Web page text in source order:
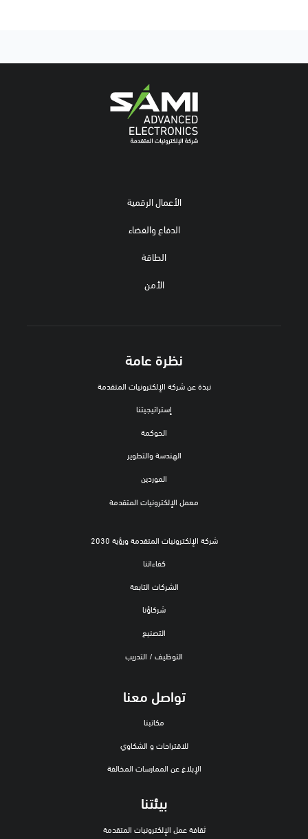
الأعمال الرقمية
الدفاع والفضاء
الطاقة
الأمن
نظرة عامة
نبذة عن شركة الإلكترونيات المتقدمة
إستراتيجيتنا
الحوكمة
الهندسة والتطوير
الموردين
معمل الإلكترونيات المتقدمة
شركة الإلكترونيات المتقدمة ورؤية 2030
كفاءاتنا
الشركات التابعة
شركاؤنا
التصنيع
التوظيف / التدريب
تواصل معنا
مكاتبنا
للاقتراحات و الشكاوي
الإبلاغ عن الممارسات المخالفة
بيئتنا
ثقافة عمل الإلكترونيات المتقدمة